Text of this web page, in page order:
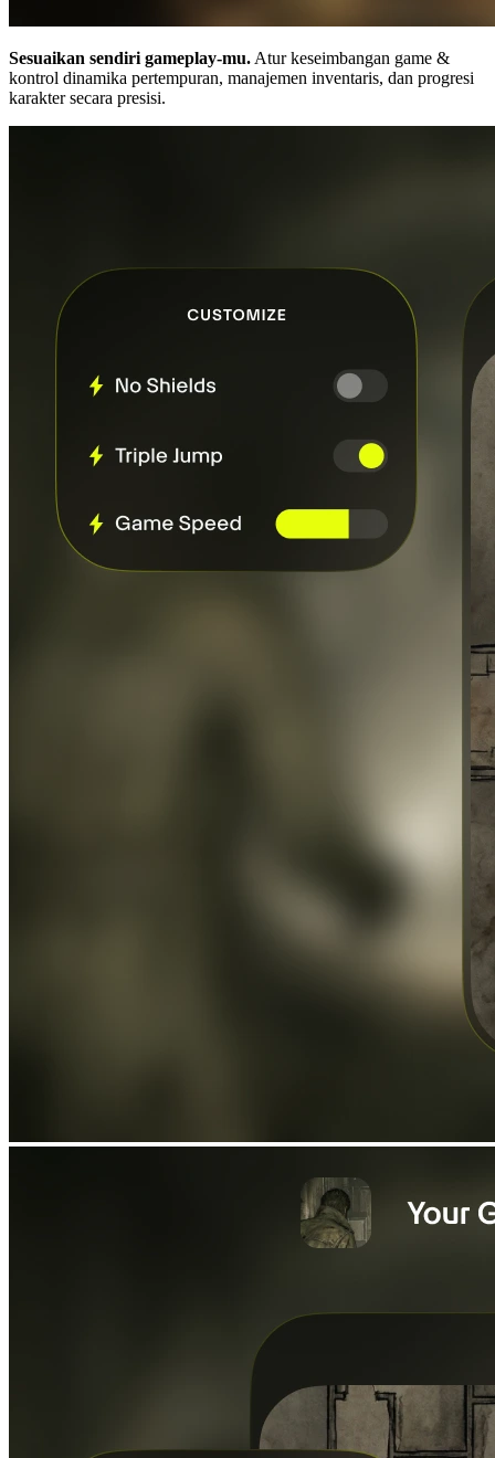
Sesuaikan sendiri gameplay-mu. Atur keseimbangan game &
kontrol dinamika pertempuran, manajemen inventaris, dan progresi
karakter secara presisi.